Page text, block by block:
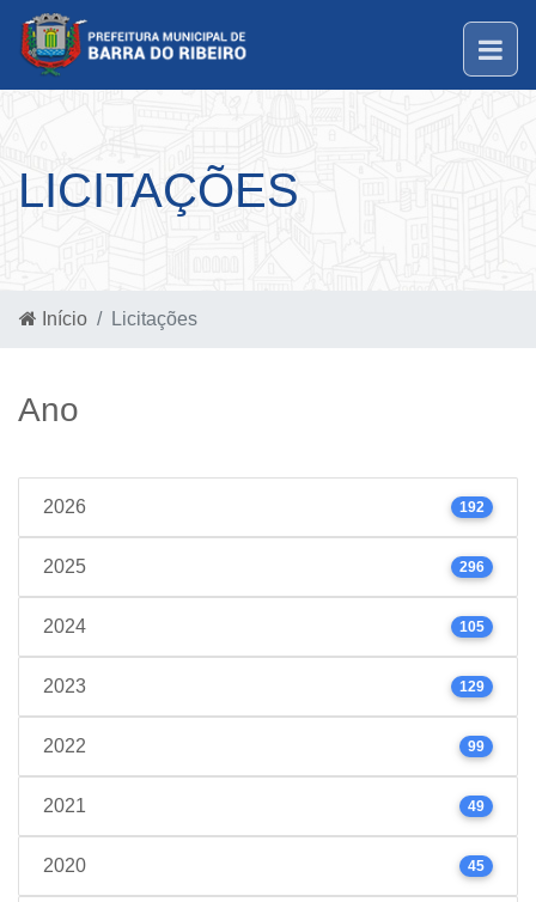
LICITAÇÕES
Início Licitações
Ano
2026 192
2025 296
2024 105
2023 129
2022 99
2021 49
2020 45